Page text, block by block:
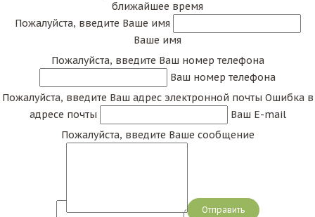
ближайшее время
Пожалуйста, введите Ваше имя
Ваше имя
Пожалуйста, введите Ваш номер телефона
Ваш номер телефона
Пожалуйста, введите Ваш адрес электронной почты Ошибка в
адресе почты
Ваш E-mail
Пожалуйста, введите Ваше сообщение
Сообщение